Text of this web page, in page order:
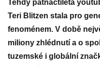
Tehdy patnáctiletá
Teri Blitzen stala pro
fenoménem. V době
miliony zhlédnutí a o
tuzemské i globální